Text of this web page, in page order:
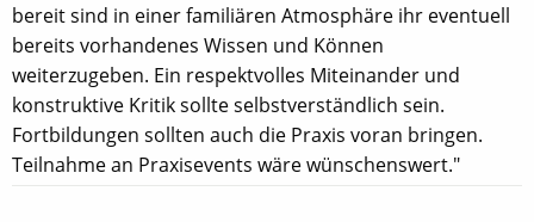
bereit sind in einer familiären Atmosphäre ihr eventuell
bereits vorhandenes Wissen und Können
weiterzugeben. Ein respektvolles Miteinander und
konstruktive Kritik sollte selbstverständlich sein.
Fortbildungen sollten auch die Praxis voran bringen.
Teilnahme an Praxisevents wäre wünschenswert."